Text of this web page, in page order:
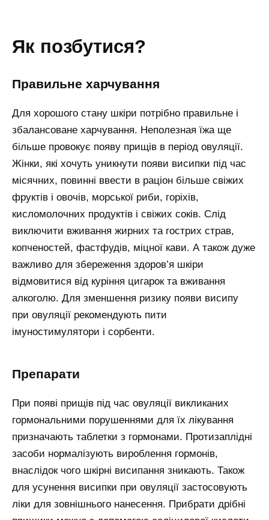
як позбутися?
правильне харчування
Для хорошого стану шкіри потрібно правильне і
збалансоване харчування. Неполезная їжа ще
більше провокує появу прищів в період овуляції.
Жінки, які хочуть уникнути появи висипки під час
місячних, повинні ввести в раціон більше свіжих
фруктів і овочів, морської риби, горіхів,
кисломолочних продуктів і свіжих соків. Слід
виключити вживання жирних та гострих страв,
копченостей, фастфудів, міцної кави. А також дуже
важливо для збереження здоров’я шкіри
відмовитися від куріння цигарок та вживання
алкоголю. Для зменшення ризику появи висипу
при овуляції рекомендують пити
імуностимулятори і сорбенти.
препарати
При появі прищів під час овуляції викликаних
гормональними порушеннями для їх лікування
призначають таблетки з гормонами. Протизаплідні
засоби нормалізують вироблення гормонів,
внаслідок чого шкірні висипання зникають. Також
для усунення висипки при овуляції застосовують
ліки для зовнішнього нанесення. Прибрати дрібні